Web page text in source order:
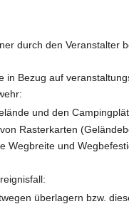
durch den
Bezug auf
und den
Rasterkarten
Wegbreite und
überlagern bzw.